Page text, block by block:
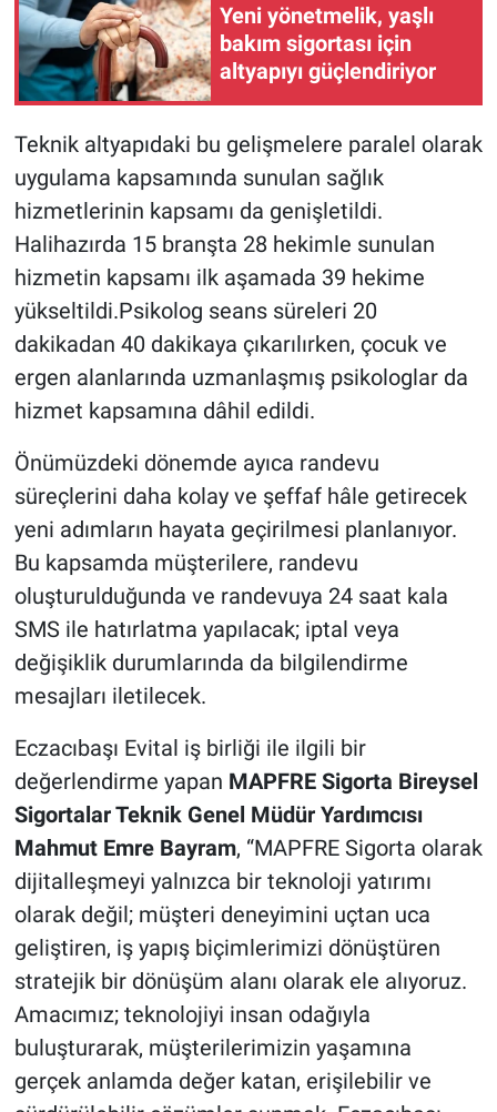
Yeni yönetmelik, yaşlı
bakım sigortası için
altyapıyı güçlendiriyor
Teknik altyapıdaki bu gelişmelere paralel olarak
uygulama kapsamında sunulan sağlık
hizmetlerinin kapsamı da genişletildi.
Halihazırda 15 branşta 28 hekimle sunulan
hizmetin kapsamı ilk aşamada 39 hekime
yükseltildi.Psikolog seans süreleri 20
dakikadan 40 dakikaya çıkarılırken, çocuk ve
ergen alanlarında uzmanlaşmış psikologlar da
hizmet kapsamına dâhil edildi.
Önümüzdeki dönemde ayıca randevu
süreçlerini daha kolay ve şeffaf hâle getirecek
yeni adımların hayata geçirilmesi planlanıyor.
Bu kapsamda müşterilere, randevu
oluşturulduğunda ve randevuya 24 saat kala
SMS ile hatırlatma yapılacak; iptal veya
değişiklik durumlarında da bilgilendirme
mesajları iletilecek.
Eczacıbaşı Evital iş birliği ile ilgili bir
değerlendirme yapan MAPFRE Sigorta Bireysel
Sigortalar Teknik Genel Müdür Yardımcısı
Mahmut Emre Bayram, “MAPFRE Sigorta olarak
dijitalleşmeyi yalnızca bir teknoloji yatırımı
olarak değil; müşteri deneyimini uçtan uca
geliştiren, iş yapış biçimlerimizi dönüştüren
stratejik bir dönüşüm alanı olarak ele alıyoruz.
Amacımız; teknolojiyi insan odağıyla
buluşturarak, müşterilerimizin yaşamına
gerçek anlamda değer katan, erişilebilir ve